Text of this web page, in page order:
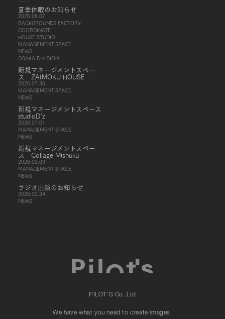
夏季休暇のお知らせ
2026.08.07
BACKGROUNDS FACTORY
COORDINATE
HOUSE STUDIO
MANAGEMENT SPACE
NEWS
OSAKA DIVISION
新規マネージメントスペー
ス ZAIMOKU HOUSE
2026.07.30
MANAGEMENT SPACE
NEWS
新規マネージメントスペース
studioD’z
2026.07.01
MANAGEMENT SPACE
NEWS
新規マネージメントスペー
ス Collage Mishuku
2026.03.09
MANAGEMENT SPACE
NEWS
ラジオ出演のお知らせ
2026.02.24
NEWS
PILOT'S Co.,Ltd
We have what you need to create images.